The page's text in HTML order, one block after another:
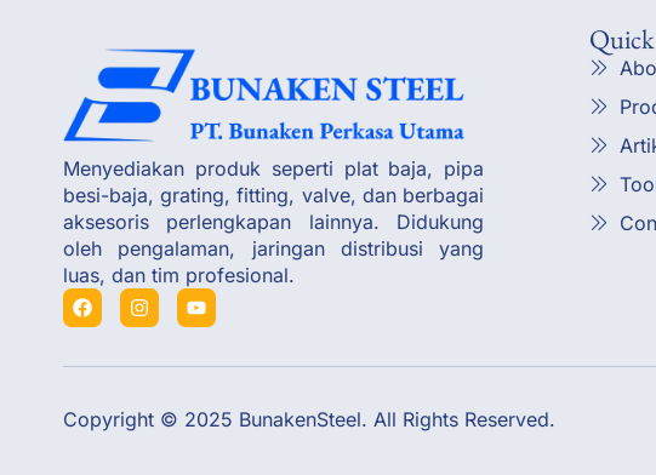
Menyediakan produk seperti plat baja, pipa
besi-baja, grating, fitting, valve, dan berbagai
aksesoris perlengkapan lainnya. Didukung
oleh pengalaman, jaringan distribusi yang
luas, dan tim profesional.
Copyright © 2025 BunakenSteel. All Rights Reserved.